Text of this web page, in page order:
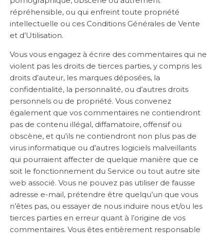
répréhensible, ou qui enfreint toute propriété
intellectuelle ou ces Conditions Générales de Vente
et d’Utilisation.
Vous vous engagez à écrire des commentaires qui ne
violent pas les droits de tierces parties, y compris les
droits d’auteur, les marques déposées, la
confidentialité, la personnalité, ou d’autres droits
personnels ou de propriété. Vous convenez
également que vos commentaires ne contiendront
pas de contenu illégal, diffamatoire, offensif ou
obscène, et qu’ils ne contiendront non plus pas de
virus informatique ou d’autres logiciels malveillants
qui pourraient affecter de quelque manière que ce
soit le fonctionnement du Service ou tout autre site
web associé. Vous ne pouvez pas utiliser de fausse
adresse e-mail, prétendre être quelqu’un que vous
n’êtes pas, ou essayer de nous induire nous et/ou les
tierces parties en erreur quant à l’origine de vos
commentaires. Vous êtes entièrement responsable